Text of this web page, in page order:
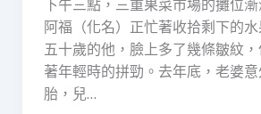
全
網
下午三點，三重果菜市場的攤位
阿福（化名）正忙著收拾剩下的
五十歲的他，臉上多了幾條皺紋
著年輕時的拼勁。去年底，老婆
胎，兒…
轉
救
星：
市
場